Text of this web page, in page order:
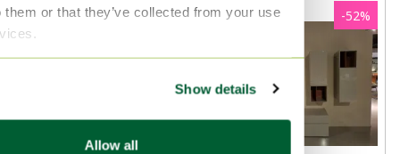
them or that they’ve collected from your use
Show details
Allow all
-17% -52%